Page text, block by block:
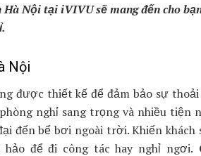
Hà Nội tại iVIVU sẽ mang đến cho
Nội
được thiết kế để đảm bảo sự
nghỉ sang trọng và nhiều tiện
đến bể bơi ngoài trời. Khiến
để đi công tác hay nghỉ ngơi.